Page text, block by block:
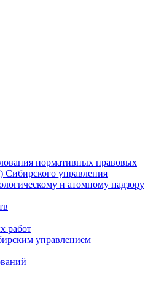
нормативных правовых
Сибирского управления
и атомному надзору
работ
управлением